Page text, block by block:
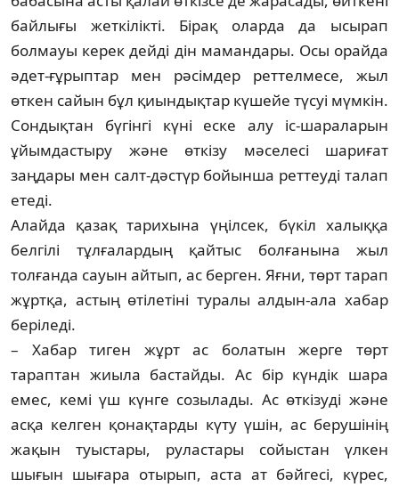
байлығы жеткілікті. Бірақ оларда да ысырап
болмауы керек дейді дін мамандары. Осы орайда
әдет-ғұрып­тар мен рәсімдер реттелмесе, жыл
өткен сайын бұл қиындықтар күшейе түсуі мүм­кін.
Сондықтан бүгінгі күні еске алу іс-шараларын
ұйымдастыру және өткізу мә­селесі шариғат
заңдары мен салт-дәс­түр бойынша реттеуді талап
етеді.
Алайда қазақ тарихына үңілсек, бүкіл ха­лыққа
белгілі тұлғалардың қайтыс бол­ғанына жыл
толғанда сауын айтып, ас бер­ген. Яғни, төрт тарап
жұртқа, астың өті­летіні туралы алдын-ала хабар
беріледі.
– Хабар тиген жұрт ас болатын жерге төрт
тараптан жиыла бастайды. Ас бір күн­дік шара
емес, кемі үш күнге созылады. Ас өткізуді және
асқа келген қонақтарды күту үшін, ас берушінің
жақын туыстары, ру­ластары сойыстан үлкен
шығын шы­ғара отырып, аста ат бәйгесі, күрес,